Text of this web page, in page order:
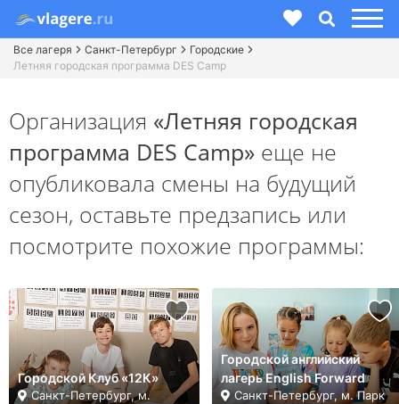
Все лагеря Санкт-Петербург
Городские
Летняя городская программа DES Camp
Организация «Летняя городская
программа DES Camp» еще не
опубликовала смены на будущий
сезон, оставьте предзапись или
посмотрите похожие программы:
Городской Клуб «12К»
Санкт-Петербург, м.
Городской английский
лагерь English Forward
Санкт-Петербург, м. Парк